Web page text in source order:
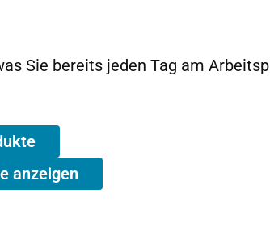
Sie bereits jeden Tag am
anzeigen